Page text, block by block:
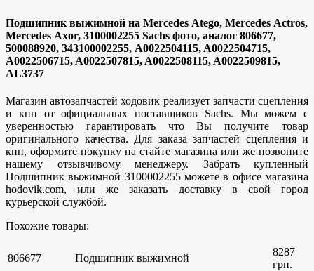
Подшипник выжимной на Mercedes Atego, Mercedes Actros,
Mercedes Axor, 3100002255 Sachs фото, аналог 806677,
500088920, 343100002255, A0022504115, A0022504715,
A0022506715, A0022507815, A0022508115, A0022509815,
AL3737
Магазин автозапчастей ходовик реализует запчасти сцепления
и кпп от официальных поставщиков Sachs. Мы можем с
уверенностью гарантировать что Вы получите товар
оригинального качества. Для заказа запчастей сцепления и
кпп, оформите покупку на стайте магазина или же позвоните
нашему отзывчивому менеджеру. Забрать купленный
Подшипник выжимной 3100002255 можете в офисе магазина
hodovik.com, или же заказать доставку в свой город
курьерской службой.
Похожие товары:
806677 Подшипник выжимной
8287
грн.